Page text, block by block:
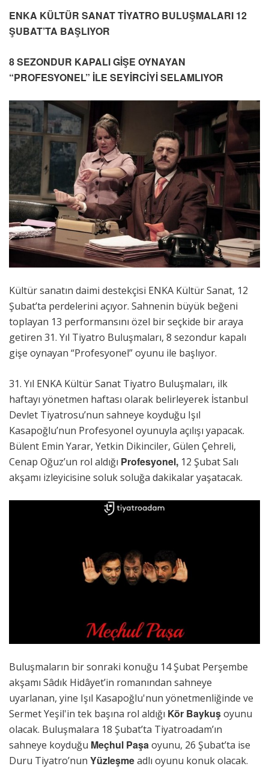
ENKA KÜLTÜR SANAT TİYATRO BULUŞMALARI 12
ŞUBAT’TA BAŞLIYOR
8 SEZONDUR KAPALI GİŞE OYNAYAN
“PROFESYONEL” İLE SEYİRCİYİ SELAMLIYOR
Kültür sanatın daimi destekçisi ENKA Kültür Sanat, 12
Şubat’ta perdelerini açıyor. Sahnenin büyük beğeni
toplayan 13 performansını özel bir seçkide bir araya
getiren 31. Yıl Tiyatro Buluşmaları, 8 sezondur kapalı
gişe oynayan “Profesyonel” oyunu ile başlıyor.
31. Yıl ENKA Kültür Sanat Tiyatro Buluşmaları, ilk
haftayı yönetmen haftası olarak belirleyerek İstanbul
Devlet Tiyatrosu’nun sahneye koyduğu Işıl
Kasapoğlu’nun Profesyonel oyunuyla açılışı yapacak.
Bülent Emin Yarar, Yetkin Dikinciler, Gülen Çehreli,
Cenap Oğuz’un rol aldığı Profesyonel, 12 Şubat Salı
akşamı izleyicisine soluk soluğa dakikalar yaşatacak.
Buluşmaların bir sonraki konuğu 14 Şubat Perşembe
akşamı Sâdık Hidâyet’in romanından sahneye
uyarlanan, yine Işıl Kasapoğlu'nun yönetmenliğinde ve
Sermet Yeşil'in tek başına rol aldığı Kör Baykuşoyunu
olacak. Buluşmalara 18 Şubat’ta Tiyatroadam’ın
sahneye koyduğu Meçhul Paşaoyunu, 26 Şubat’ta ise
Duru Tiyatro’nun Yüzleşmeadlı oyunu konuk olacak.